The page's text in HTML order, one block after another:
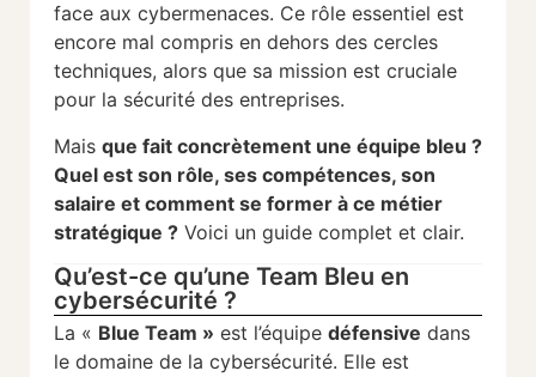
face aux cybermenaces. Ce rôle essentiel est
encore mal compris en dehors des cercles
techniques, alors que sa mission est cruciale
pour la sécurité des entreprises.
Mais que fait concrètement une équipe bleu ?
Quel est son rôle, ses compétences, son
salaire et comment se former à ce métier
stratégique ? Voici un guide complet et clair.
Qu’est-ce qu’une Team Bleu en
cybersécurité ?
La « Blue Team » est l’équipe défensive dans
le domaine de la cybersécurité. Elle est